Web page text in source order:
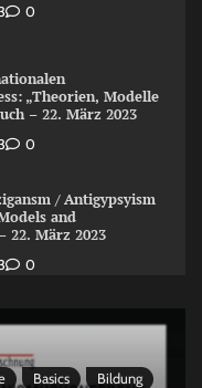
0
„Theorien, Modelle
– 22. März 2023
0
/ Antigypsyism
and
22. März 2023
0
Basics
Bildung